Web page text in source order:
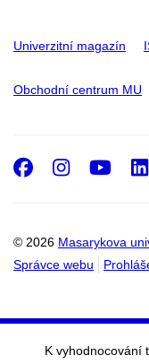
Univerzitní magazín
Obchodní centrum MU
© 2026 Masarykova
Správce webu
Facebook
K vyhodnocování